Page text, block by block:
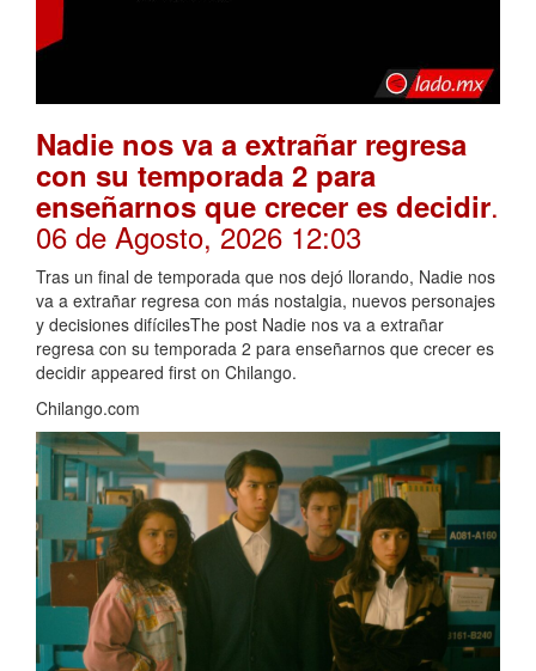
Nadie nos va a extrañar regresa
con su temporada 2 para
enseñarnos que crecer es decidir.
06 de Agosto, 2026 12:03
Tras un final de temporada que nos dejó llorando, Nadie nos
va a extrañar regresa con más nostalgia, nuevos personajes
y decisiones difícilesThe post Nadie nos va a extrañar
regresa con su temporada 2 para enseñarnos que crecer es
decidir appeared first on Chilango.
Chilango.com